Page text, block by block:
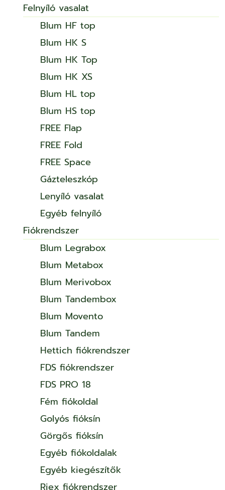
Felnyíló vasalat
Blum HF top
Blum HK S
Blum HK Top
Blum HK XS
Blum HL top
Blum HS top
FREE Flap
FREE Fold
FREE Space
Gázteleszkóp
Lenyíló vasalat
Egyéb felnyíló
Fiókrendszer
Blum Legrabox
Blum Metabox
Blum Merivobox
Blum Tandembox
Blum Movento
Blum Tandem
Hettich fiókrendszer
FDS fiókrendszer
FDS PRO 18
Fém fiókoldal
Golyós fióksín
Görgős fióksín
Egyéb fiókoldalak
Egyéb kiegészítők
Riex fiókrendszer